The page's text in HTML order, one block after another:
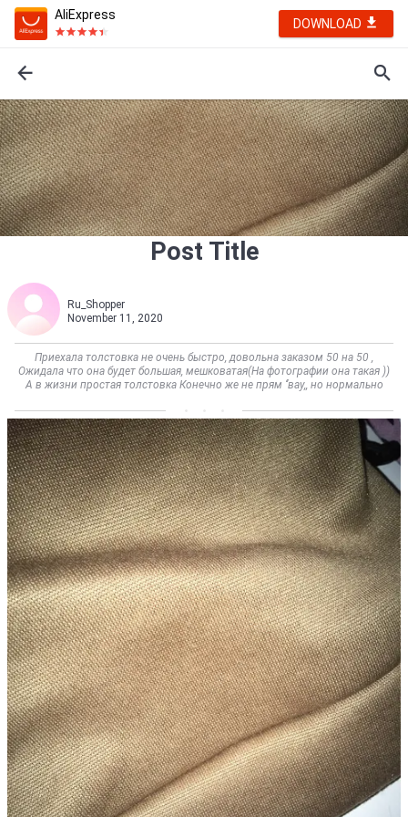
AliExpress
DOWNLOAD
Post Title
Ru_Shopper
November 11, 2020
Приехала толстовка не очень быстро, довольна заказом 50 на 50 ,
Ожидала что она будет большая, мешковатая(На фотографии она такая ))
А в жизни простая толстовка Конечно же не прям ‘’вау,, но нормально